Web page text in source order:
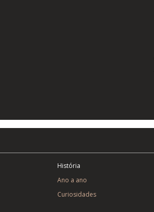
História
Ano a ano
Curiosidades